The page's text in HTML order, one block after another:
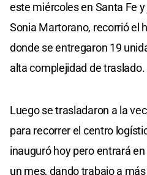
este miércoles en Santa Fe
Sonia Martorano, recorrió el
donde se entregaron 19
alta complejidad de traslado.
Luego se trasladaron a la
para recorrer el centro
inauguró hoy pero entrará
un mes, dando trabajo a